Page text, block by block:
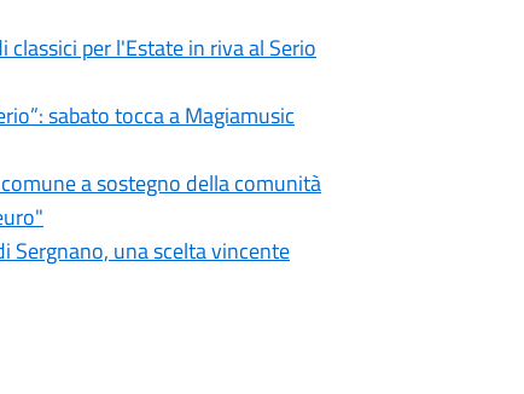
classici per l'Estate in riva al Serio
sabato tocca a Magiamusic
a sostegno della comunità
Sergnano, una scelta vincente